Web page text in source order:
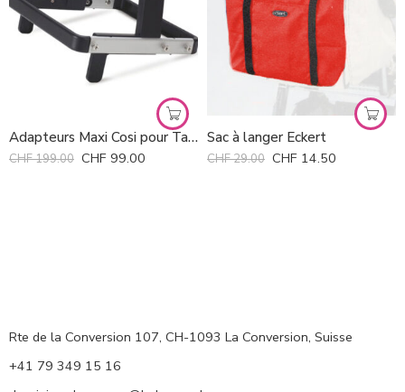
Adapteurs Maxi Cosi pour Taga
CHF199.00 CHF 99.00
Sac à langer Eckert
CHF29.00 CHF 14.50
Rte de la Conversion 107, CH-1093 La Conversion, Suisse
+41 79 349 15 16